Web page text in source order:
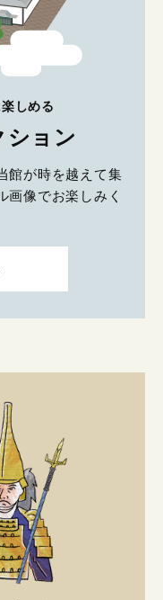
しめる
ション
館が時を越えて集
画像でお楽しみく